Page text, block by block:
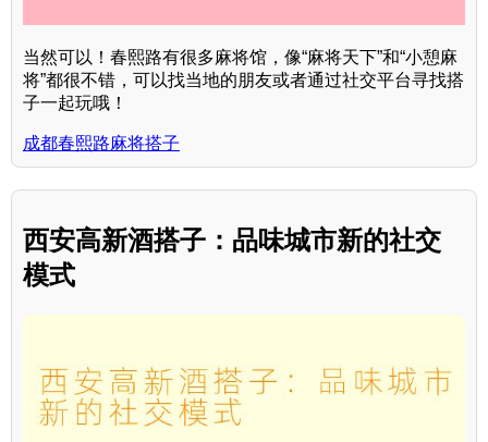
当然可以！春熙路有很多麻将馆，像“麻将天下”和“小憩麻
将”都很不错，可以找当地的朋友或者通过社交平台寻找搭
子一起玩哦！
成都春熙路麻将搭子
西安高新酒搭子：品味城市新的社交
模式